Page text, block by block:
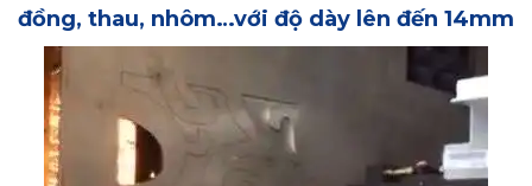
đồng, thau, nhôm…với độ dày lên đến 14mm